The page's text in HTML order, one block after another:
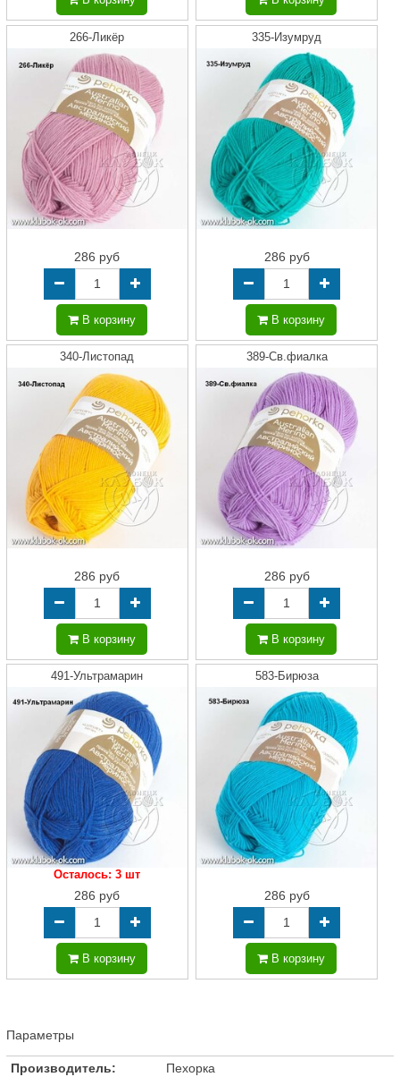
266-Ликёр
286 руб
В корзину
335-Изумруд
286 руб
В корзину
340-Листопад
286 руб
В корзину
389-Св.фиалка
286 руб
В корзину
491-Ультрамарин
Осталось: 3 шт
286 руб
В корзину
583-Бирюза
286 руб
В корзину
Параметры
Производитель: Пехорка